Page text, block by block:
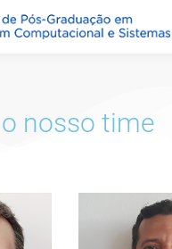
nosso time